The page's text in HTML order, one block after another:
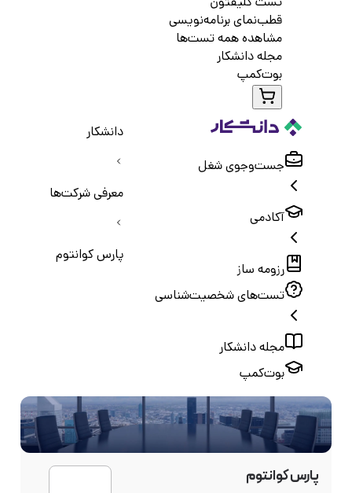
قطب‌نمای برنامه‌نویسی
مشاهده همه تست‌ها
مجله دانشکار
بوت‌کمپ
جست‌و‌جوی شغل
آکادمی
رزومه ساز
تست‌های شخصیت‌شناسی
مجله دانشکار
بوت‌کمپ
دانشکار
معرفی شرکت‌ها
پارس کوانتوم
پارس کوانتوم